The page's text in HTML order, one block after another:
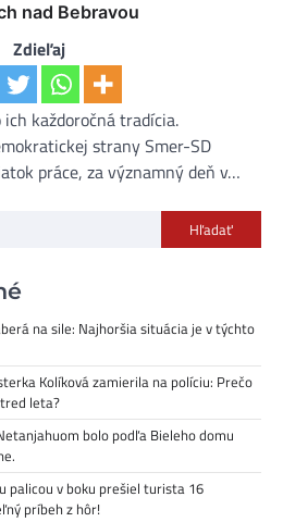
nad Bebravou
Zdieľaj
ich každoročná tradícia.
strany Smer-SD
práce, za významný deň v…
Hľadať
na sile: Najhoršia situácia je v týchto
Kolíková zamierila na políciu: Prečo
leta?
bolo podľa Bieleho domu
palicou v boku prešiel turista 16
príbeh z hôr!